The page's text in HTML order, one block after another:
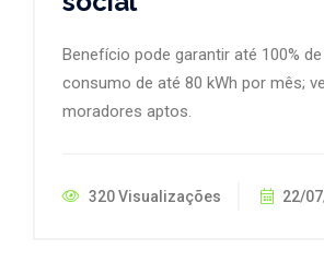
Benefício pode garantir até 100%
consumo de até 80 kWh por mês;
moradores aptos.
320 Visualizações 22/